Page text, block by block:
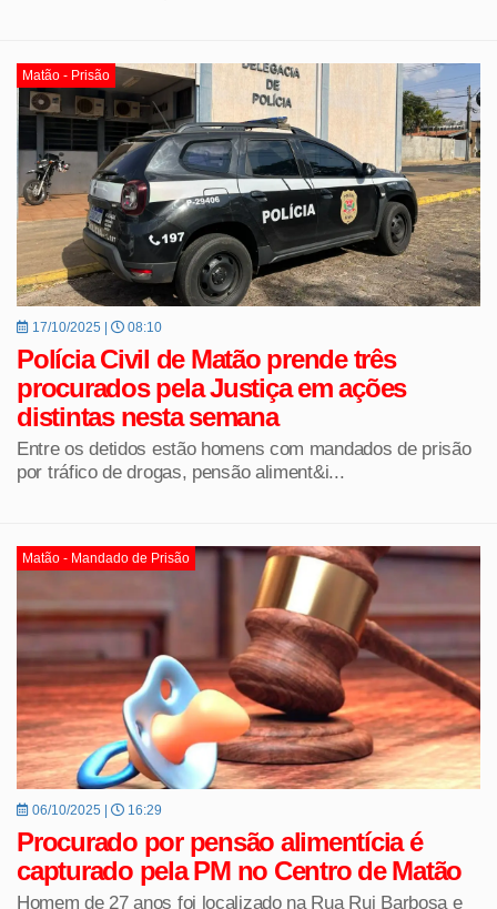
Matão - Prisão
17/10/2025 | 08:10
Polícia Civil de Matão prende três
procurados pela Justiça em ações
distintas nesta semana
Entre os detidos estão homens com mandados de prisão
por tráfico de drogas, pensão aliment&i...
Matão - Mandado de Prisão
06/10/2025 | 16:29
Procurado por pensão alimentícia é
capturado pela PM no Centro de Matão
Homem de 27 anos foi localizado na Rua Rui Barbosa e